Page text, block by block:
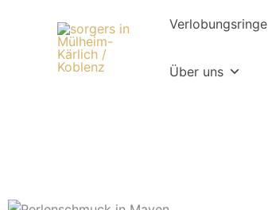
Verlobungsringe
Über uns